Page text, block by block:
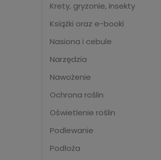
Krety, gryzonie, insekty
Książki oraz e-booki
Nasiona i cebule
Narzędzia
Nawożenie
Ochrona roślin
Oświetlenie roślin
Podlewanie
Podłoża